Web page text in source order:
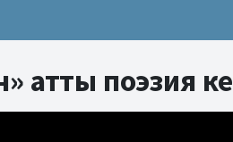
атты поэзия